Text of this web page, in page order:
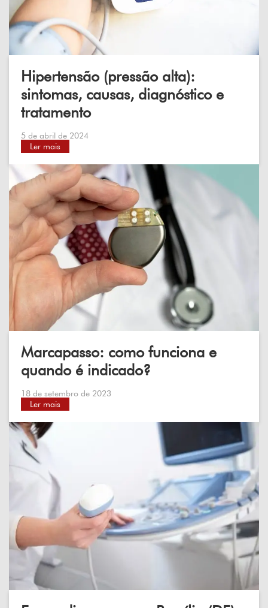
Hipertensão (pressão alta):
sintomas, causas, diagnóstico e
tratamento
5 de abril de 2024
Ler mais
Marcapasso: como funciona e
quando é indicado?
18 de setembro de 2023
Ler mais